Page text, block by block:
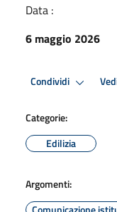
Data :
6 maggio 2026
Condividi
Categorie:
Edilizia
Argomenti: